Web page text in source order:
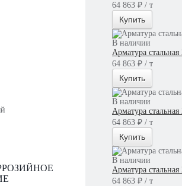
64 863 ₽ / т
Купить
В наличии
Арматура
64 863 ₽ / т
Купить
В наличии
Арматура
64 863 ₽ / т
Купить
В наличии
Арматура
64 863 ₽ / т